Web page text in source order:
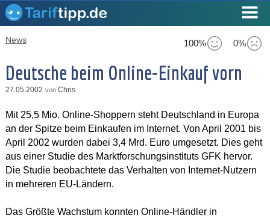
100% 0%
News
Deutsche beim Online-Einkauf vorn
27.05.2002 von Chris
Mit 25,5 Mio. Online-Shoppern steht Deutschland in Europa
an der Spitze beim Einkaufen im Internet. Von April 2001 bis
April 2002 wurden dabei 3,4 Mrd. Euro umgesetzt. Dies geht
aus einer Studie des Marktforschungsinstituts GFK hervor.
Die Studie beobachtete das Verhalten von Internet-Nutzern
in mehreren EU-Ländern.
Das Größte Wachstum konnten Online-Händler in